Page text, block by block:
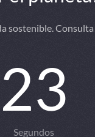
sostenible.
22
Segundos